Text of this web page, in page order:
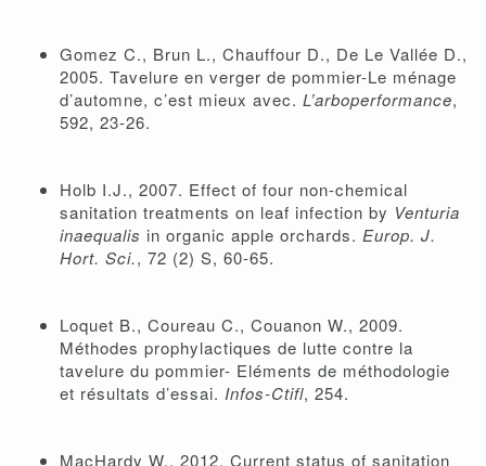
Gomez C., Brun L., Chauffour D., De Le Vallée D.,
2005. Tavelure en verger de pommier-Le ménage
d’automne, c’est mieux avec. L’arboperformance,
592, 23-26.
Holb I.J., 2007. Effect of four non-chemical
sanitation treatments on leaf infection by Venturia
inaequalis in organic apple orchards. Europ. J.
Hort. Sci., 72 (2) S, 60-65.
Loquet B., Coureau C., Couanon W., 2009.
Méthodes prophylactiques de lutte contre la
tavelure du pommier- Eléments de méthodologie
et résultats d’essai. Infos-Ctifl, 254.
MacHardy W., 2012. Current status of sanitation